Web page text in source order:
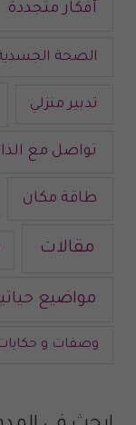
أفكار متجددة
الصحة
تدبير منزلي
تواصل مع
طاقة مكان
مقالات
مواضيع
وصفات و